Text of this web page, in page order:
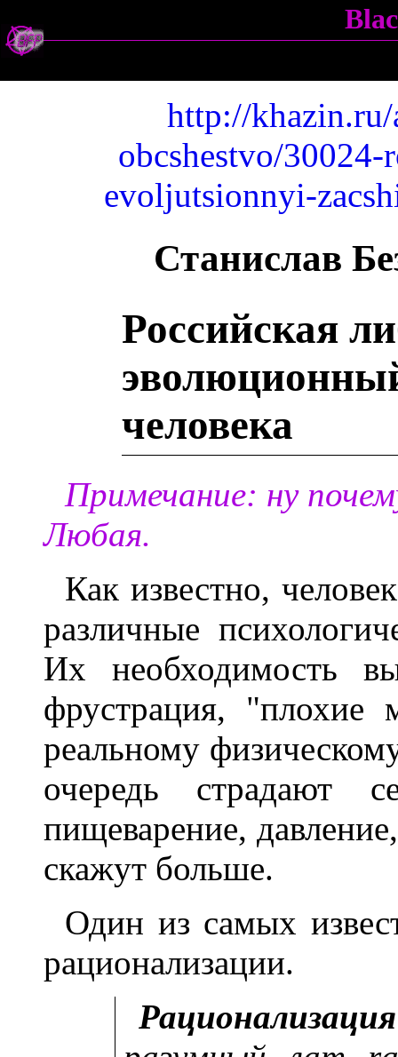
http://
obcshestvo/
evoljutsionnyi-
Станислав
Российская
человека
Примечание: ну
Любая.
Как известно,
различные
Их необходимость
фрустрация, "плохие
реальному
очередь страдают
пищеварение,
скажут больше.
Один из самых
рационализации.